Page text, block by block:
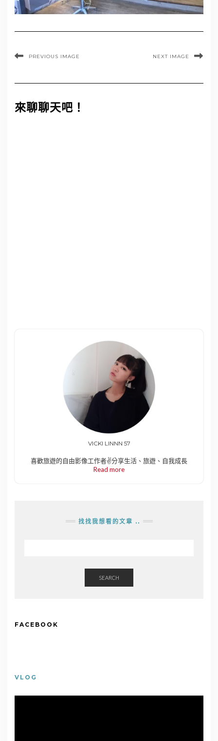
PREVIOUS IMAGE NEXT IMAGE
來聊聊天吧！
VICKI LINNN 57
喜歡旅遊的自由影像工作者✌️分享生活、旅遊、自我成長
Read more
找找我想看的文章 ..
SEARCH
FACEBOOK
VLOG